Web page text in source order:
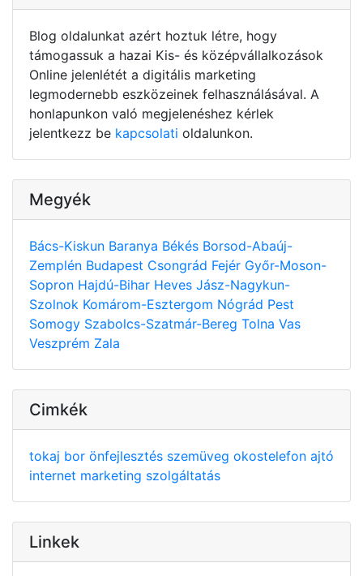
Blog oldalunkat azért hoztuk létre, hogy
támogassuk a hazai Kis- és középvállalkozások
Online jelenlétét a digitális marketing
legmodernebb eszközeinek felhasználásával. A
honlapunkon való megjelenéshez kérlek
jelentkezz be kapcsolati oldalunkon.
Megyék
Bács-Kiskun Baranya Békés Borsod-Abaúj-
Zemplén Budapest Csongrád Fejér Győr-Moson-
Sopron Hajdú-Bihar Heves Jász-Nagykun-
Szolnok Komárom-Esztergom Nógrád Pest
Somogy Szabolcs-Szatmár-Bereg Tolna Vas
Veszprém Zala
Cimkék
tokaj bor önfejlesztés szemüveg okostelefon ajtó
internet marketing szolgáltatás
Linkek